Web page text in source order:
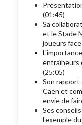
(01:45)
Sa
et le Stade
joueurs
entraîneurs
(25:05)
Son rapport
Caen et
envie de
Ses
l'exemple